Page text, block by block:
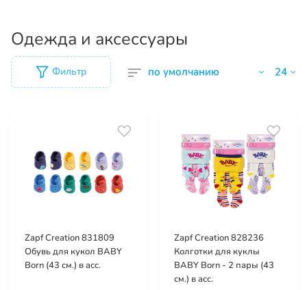
Одежда и аксессуары
Фильтр
Zapf Creation 831809
Обувь для кукол BABY
Born (43 см.) в асс.
Zapf Creation 828236
Колготки для куклы
BABY Born - 2 пары (43
см.) в асс.